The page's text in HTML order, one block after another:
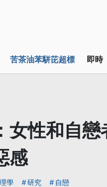
苦茶油苯駢芘超標 即時
女性和自
感
學 研究 自戀